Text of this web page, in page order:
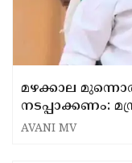
മഴക്കാല
നടപ്പാക്കണം:
AVANI MV